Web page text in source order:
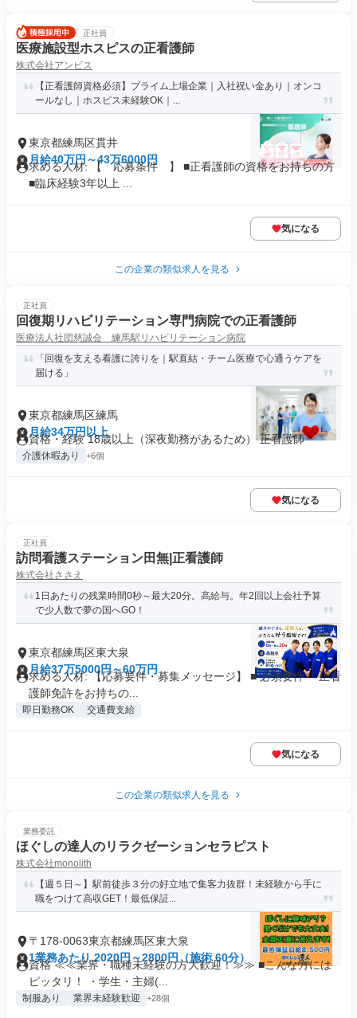
正社員
医療施設型ホスピスの正看護師
株式会社アンビス
【正看護師資格必須】プライム上場企業｜入社祝い金あり｜オンコ
ールなし｜ホスピス未経験OK｜...
東京都練馬区貫井
月給40万円～43万6000円
求める人材: 【 応募条件 】 ■正看護師の資格をお持ちの方
■臨床経験3年以上 ...
気になる
この企業の類似求人を見る
正社員
回復期リハビリテーション専門病院での正看護師
医療法人社団慈誠会 練馬駅リハビリテーション病院
「回復を支える看護に誇りを｜駅直結・チーム医療で心通うケアを
届ける」
東京都練馬区練馬
月給34万円以上
資格・経験 18歳以上（深夜勤務があるため） 正看護師
介護休暇あり +6個
気になる
正社員
訪問看護ステーション田無|正看護師
株式会社ささえ
1日あたりの残業時間0秒～最大20分。高給与。年2回以上会社予算
で少人数で夢の国へGO！
東京都練馬区東大泉
月給37万5000円～60万円
求める人材: 【応募要件・募集メッセージ】 ■ 必須要件 ・正看
護師免許をお持ちの...
即日勤務OK 交通費支給
気になる
この企業の類似求人を見る
業務委託
ほぐしの達人のリラクゼーションセラピスト
株式会社monolith
【週５日～】駅前徒歩３分の好立地で集客力抜群！未経験から手に
職をつけて高収GET！最低保証...
〒178-0063東京都練馬区東大泉
1業務あたり 2020円～2800円（施術 60分）
資格 ≪≪業界・職種未経験の方大歓迎！≫≫ ■こんな方には
ピッタリ！ ・学生・主婦(...
制服あり 業界未経験歓迎 +28個